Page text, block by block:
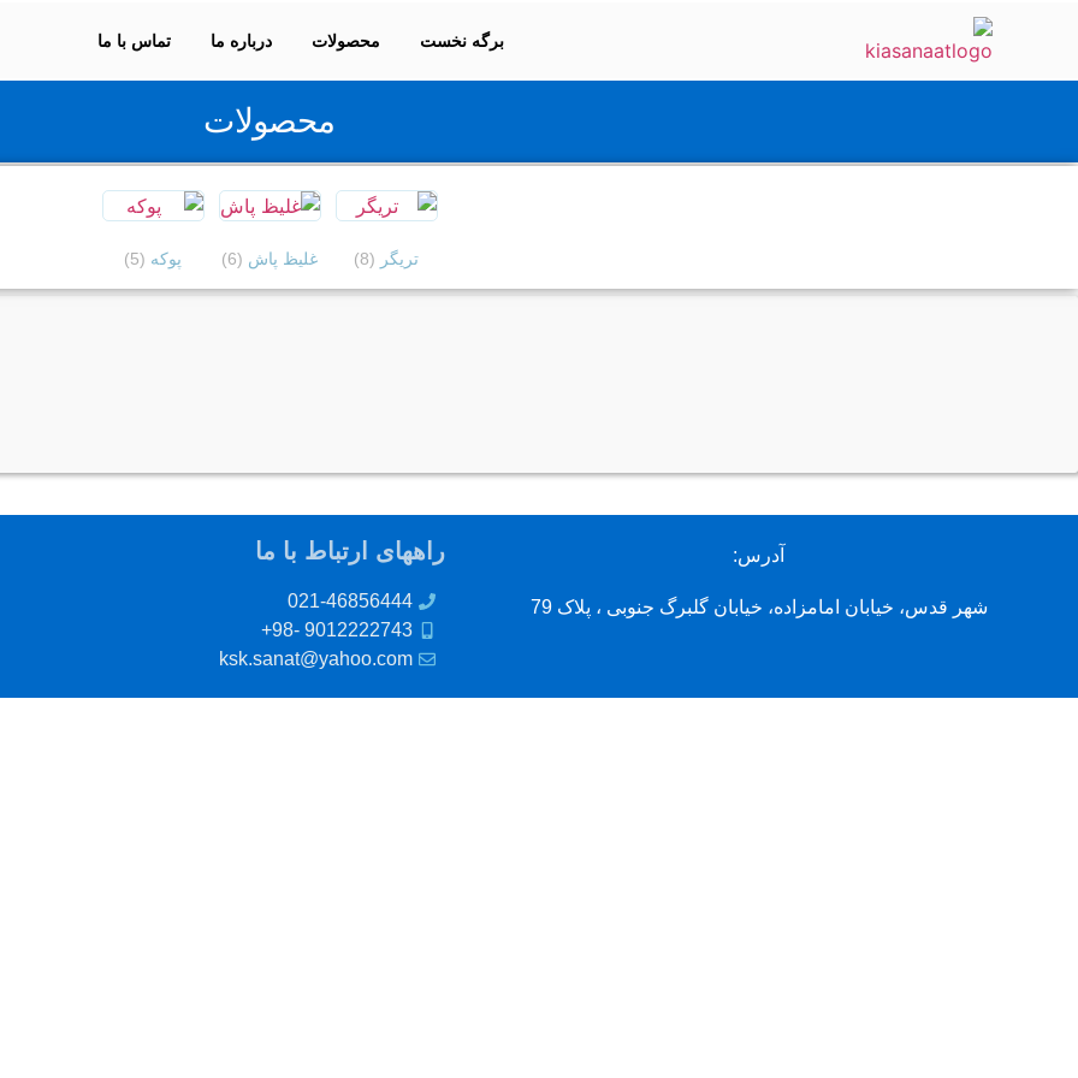
برگه نخست محصولات درباره ما تماس با ما
محصولات
تریگر (8) غلیظ پاش (6) پوکه (5)
آدرس:
شهر قدس، خیابان امامزاده، خیابان گلبرگ جنوبی ، پلاک 79
راههای ارتباط با ما
021-46856444
9012222743 -98+
ksk.sanat@yahoo.com